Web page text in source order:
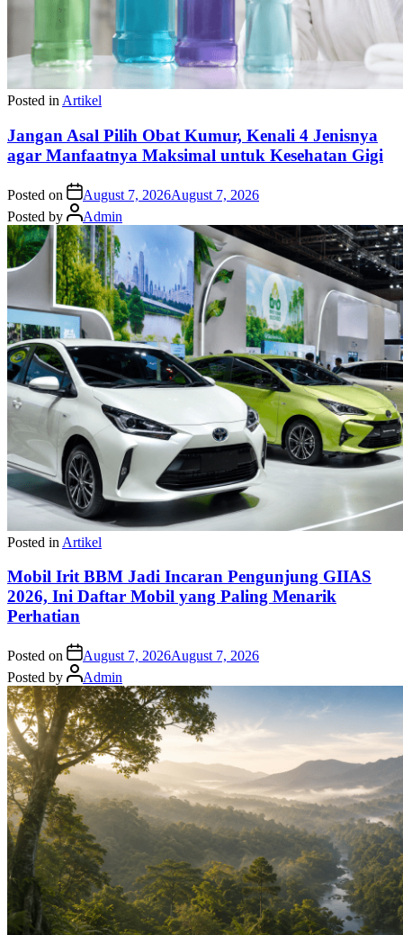
Posted in Artikel
Jangan Asal Pilih Obat Kumur, Kenali 4 Jenisnya
agar Manfaatnya Maksimal untuk Kesehatan Gigi
Posted on August 7, 2026August 7, 2026
Posted by
Admin
Posted in Artikel
Mobil Irit BBM Jadi Incaran Pengunjung GIIAS
2026, Ini Daftar Mobil yang Paling Menarik
Perhatian
Posted on August 7, 2026August 7, 2026
Posted by
Admin